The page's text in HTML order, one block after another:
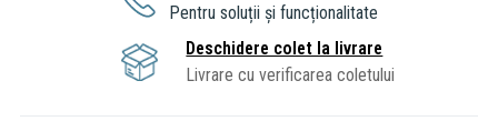
Pentru soluții și funcționalitate
Deschidere colet la livrare
Livrare cu verificarea coletului